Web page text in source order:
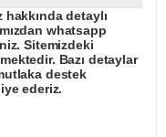
detaylı
whatsapp
Sitemizdeki
Bazı detaylar
destek
ederiz.